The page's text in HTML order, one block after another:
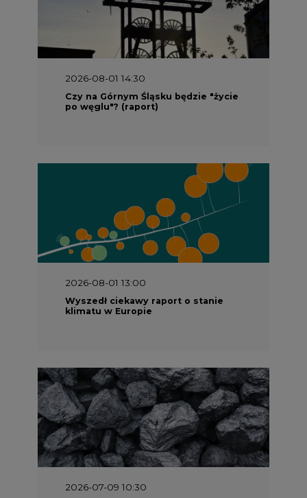
2026-08-01 14:30
Czy na Górnym Śląsku będzie "życie
po węglu"? (raport)
2026-08-01 13:00
Wyszedł ciekawy raport o stanie
klimatu w Europie
2026-07-09 10:30